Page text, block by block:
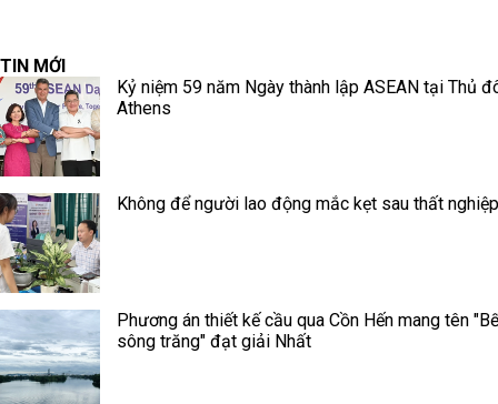
TIN MỚI
Kỷ niệm 59 năm Ngày thành lập ASEAN tại Thủ
Athens
Không để người lao động mắc kẹt sau thất nghiệp
Phương án thiết kế cầu qua Cồn Hến mang tên
sông trăng" đạt giải Nhất